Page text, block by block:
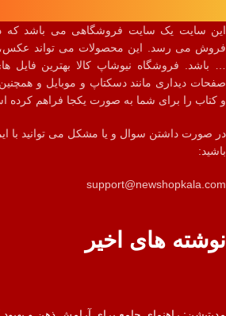
این سایت یک سایت فروشگاهی می باشد که
فروش می رسد. این محصولات می تواند عکس،
… باشد. فروشگاه نیوشاپ کالا بهترین فایل
صفحات دیداری مانند دسکتاپ و موبایل و
و کتاب را برای شما به صورت یکجا فراهم کرده
در صورت داشتن سوال و یا مشکل می توانید با
باشید:
support@newshopkala.com
نوشته های اخیر